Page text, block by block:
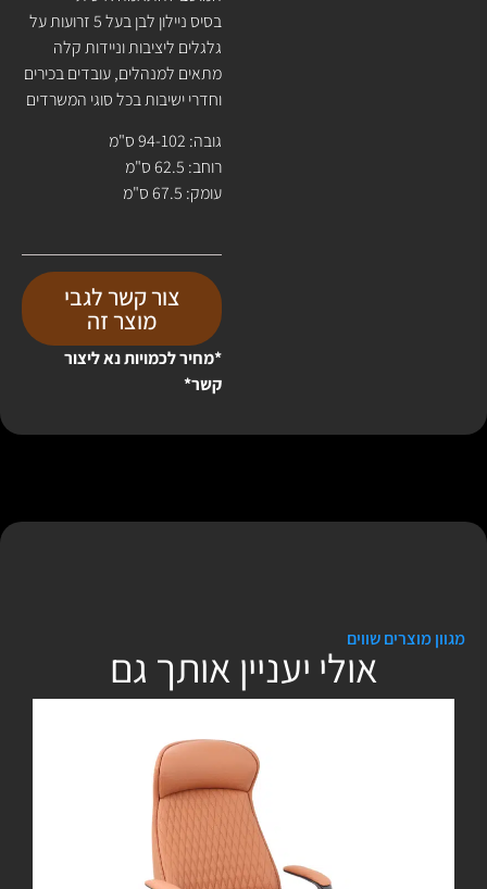
בסיס ניילון לבן בעל 5 זרועות על
גלגלים ליציבות וניידות קלה
מתאים למנהלים, עובדים בכירים
וחדרי ישיבות בכל סוגי המשרדים
גובה: 94-102 ס"מ
רוחב: 62.5 ס"מ
עומק: 67.5 ס"מ
צור קשר לגבי
מוצר זה
*מחיר לכמויות נא ליצור
קשר*
מגוון מוצרים שווים
אולי יעניין אותך גם